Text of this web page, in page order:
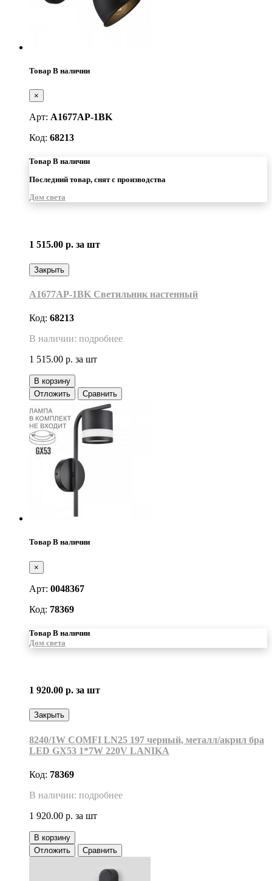
Товар В наличии
×
Арт: A1677AP-1BK
Код: 68213
Товар В наличии
Последний товар, снят с производства
Дом света
1 515.00 р. за шт
Закрыть
A1677AP-1BK Светильник настенный
Код: 68213
В наличии: подробнее
1 515.00 р. за шт
В корзину
Отложить
Сравнить
Товар В наличии
×
Арт: 0048367
Код: 78369
Товар В наличии
Дом света
1 920.00 р. за шт
Закрыть
8240/1W COMFI LN25 197 черный, металл/акрил бра
LED GX53 1*7W 220V LANIKA
Код: 78369
В наличии: подробнее
1 920.00 р. за шт
В корзину
Отложить
Сравнить